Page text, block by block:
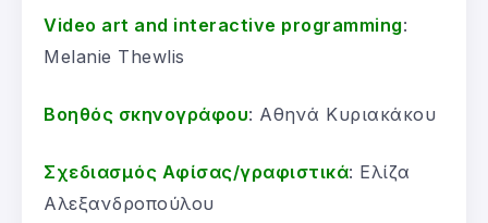
Video art and interactive programming:
Melanie Thewlis
Βοηθός σκηνογράφου: Αθηνά Κυριακάκου
Σχεδιασμός Αφίσας/γραφιστικά: Ελίζα
Αλεξανδροπούλου